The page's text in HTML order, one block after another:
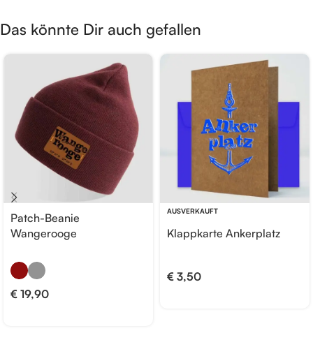
Das könnte Dir auch gefallen
Patch-Beanie
Wangerooge
€ 19,90
AUSVERKAUFT
Klappkarte Ankerplatz
€ 3,50